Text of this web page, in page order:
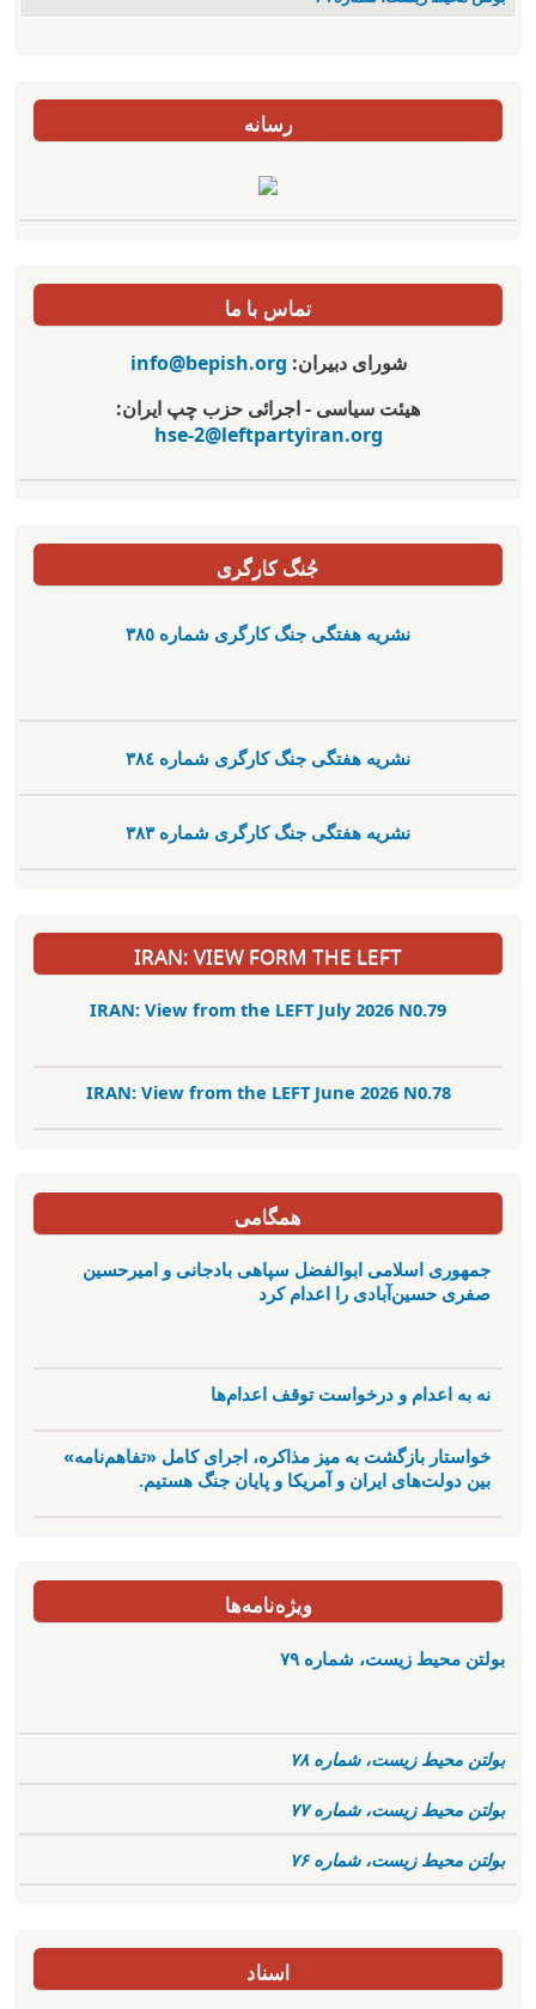
رسانه
تماس با ما
شورای دبیران:info@bepish.org
هیئت سیاسی - اجرائی حزب چپ ایران:
hse-2@leftpartyiran.org
جُنگ کارگری
نشریە هفتگی جنگ کارگری شمارە ٣٨٥
نشریە هفتگی جنگ کارگری شمارە ٣٨٤
نشریە هفتگی جنگ کارگری شمارە ٣٨٣
IRAN: VIEW FORM THE LEFT
IRAN: View from the LEFT July 2026 N0.79
IRAN: View from the LEFT June 2026 N0.78
همگامی
جمهوری اسلامی ابوالفضل سپاهی بادجانی و امیرحسین
صفری حسین‌آبادی را اعدام کرد
نه به اعدام و درخواست توقف اعدام‌ها
خواستار بازگشت به میز مذاکره، اجرای کامل «تفاهم‌نامه»
بین دولت‌های ایران و آمریکا و پایان جنگ هستیم.
ویژه‌نامه‌ها
بولتن محیط زیست، شماره ۷۹
بولتن محیط زیست، شماره ۷۸
بولتن محیط زیست، شماره ۷۷
بولتن محیط زیست، شماره ۷۶
اسناد